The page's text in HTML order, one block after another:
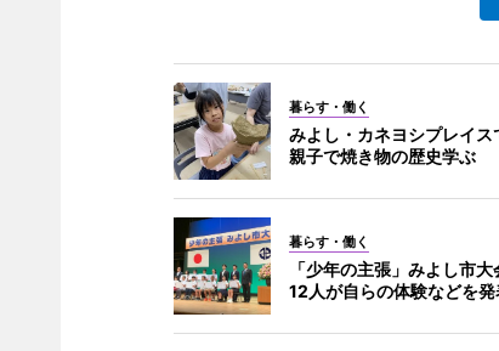
暮らす・働く
みよし・カネヨシプレイス
親子で焼き物の歴史学ぶ
暮らす・働く
「少年の主張」みよし市
12人が自らの体験などを発